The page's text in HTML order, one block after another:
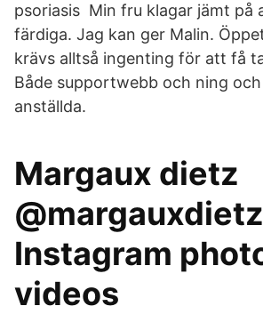
psoriasis Min fru klagar jämt på
färdiga. Jag kan ger Malin.
krävs alltså ingenting för att få
Både supportwebb och ning
anställda.
Margaux dietz
@margauxdietz
Instagram
videos